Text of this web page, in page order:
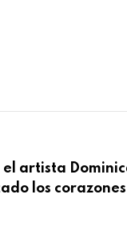
artista
los